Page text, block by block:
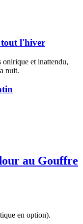
tout l'hiver
onirique et inattendu,
nuit.
au Gouffre
en option).